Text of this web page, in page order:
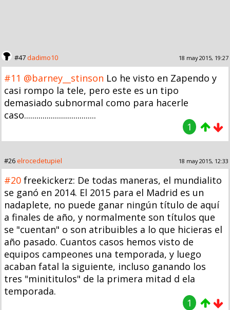
#47dadimo10 18 may 2015, 19:27
#11 @barney__stinson Lo he visto en Zapendo y
casi rompo la tele, pero este es un tipo
demasiado subnormal como para hacerle
caso...................................
1
#26elrocedetupiel 18 may 2015, 12:33
#20 freekickerz: De todas maneras, el mundialito
se ganó en 2014. El 2015 para el Madrid es un
nadaplete, no puede ganar ningún título de aquí
a finales de año, y normalmente son títulos que
se "cuentan" o son atribuibles a lo que hicieras el
año pasado. Cuantos casos hemos visto de
equipos campeones una temporada, y luego
acaban fatal la siguiente, incluso ganando los
tres "minititulos" de la primera mitad d ela
temporada.
1